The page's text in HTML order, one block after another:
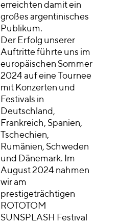
erreichten damit ein
großes argentinisches
Publikum.
Der Erfolg unserer
Auftritte führte uns im
europäischen Sommer
2024 auf eine Tournee
mit Konzerten und
Festivals in
Deutschland,
Frankreich, Spanien,
Tschechien,
Rumänien, Schweden
und Dänemark. Im
August 2024 nahmen
wir am
prestigeträchtigen
ROTOTOM
SUNSPLASH Festival